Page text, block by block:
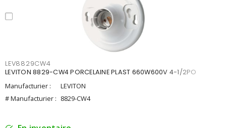
LEV8829CW4
LEVITON 8829-CW4 PORCELAINE PLAST 660W600V 4-1/2PO
Manufacturier :
LEVITON
# Manufacturier : 8829-CW4